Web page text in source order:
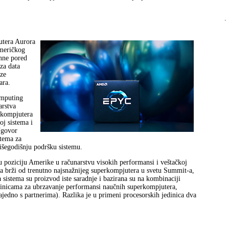
Aurora
pored
data
sistema i
za
podršku sistemu.
poziciju Amerike u računarstvu visokih performansi i veštačkoj
od trenutno najsnažnijeg superkompjutera u svetu Summit-a,
su proizvod iste saradnje i bazirana su na kombinaciji
za ubrzavanje performansi naučnih superkompjutera,
s partnerima). Razlika je u primeni procesorskih jedinica dva
.